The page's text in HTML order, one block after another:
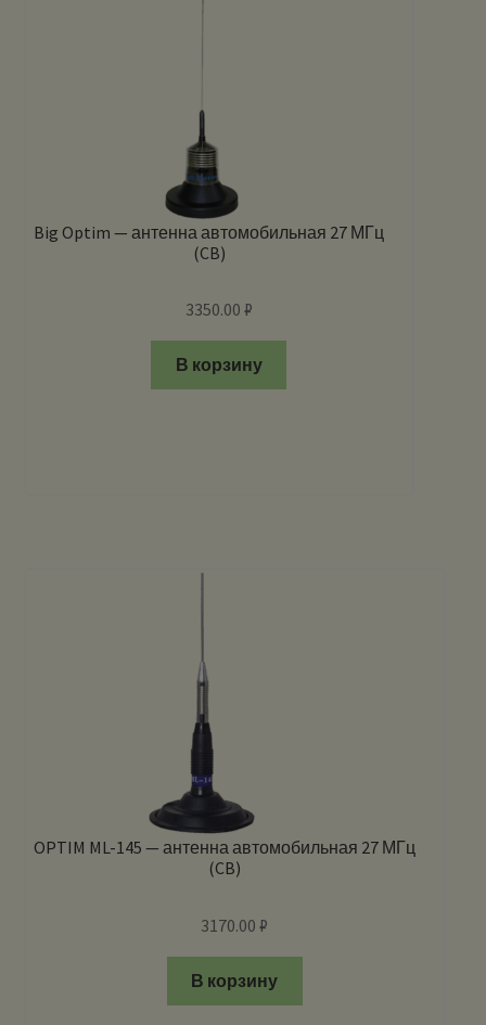
Big Optim — антенна автомобильная 27 МГц
(CB)
3350.00 ₽
В корзину
OPTIM ML-145 — антенна автомобильная 27 МГц
(CB)
3170.00₽
В корзину